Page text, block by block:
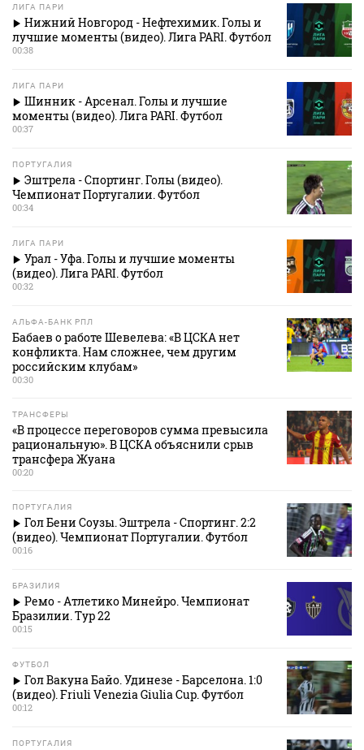
ЛИГА ПАРИ
Нижний Новгород - Нефтехимик. Голы и
лучшие моменты (видео). Лига PARI. Футбол
00:38
ЛИГА ПАРИ
Шинник - Арсенал. Голы и лучшие
моменты (видео). Лига PARI. Футбол
00:37
ПОРТУГАЛИЯ
Эштрела - Спортинг. Голы (видео).
Чемпионат Португалии. Футбол
00:34
ЛИГА ПАРИ
Урал - Уфа. Голы и лучшие моменты
(видео). Лига PARI. Футбол
00:32
АЛЬФА-БАНК РПЛ
Бабаев о работе Шевелева: «В ЦСКА нет
конфликта. Нам сложнее, чем другим
российским клубам»
00:30
ТРАНСФЕРЫ
«В процессе переговоров сумма превысила
рациональную». В ЦСКА объяснили срыв
трансфера Жуана
00:20
ПОРТУГАЛИЯ
Гол Бени Соузы. Эштрела - Спортинг. 2:2
(видео). Чемпионат Португалии. Футбол
00:16
БРАЗИЛИЯ
Ремо - Атлетико Минейро. Чемпионат
Бразилии. Тур 22
00:15
ФУТБОЛ
Гол Вакуна Байо. Удинезе - Барселона. 1:0
(видео). Friuli Venezia Giulia Cup. Футбол
00:12
ПОРТУГАЛИЯ